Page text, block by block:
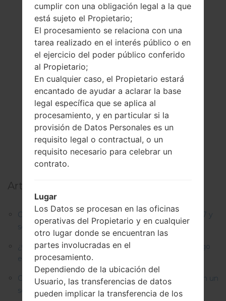
Artículos principales:
Cómo hacer Reinicio Completo en LG G3, G4, G5 , G7 y
series similares?
¿Cómo restablecer datos de fábrica a través del código
en LG G3, G4, G5, G7 y seres similares?
Cómo rootear cualquier dispositivo Android de LG con un
solo clic?
cumplir con una obligación legal a la que
está sujeto el Propietario;
El procesamiento se relaciona con una
tarea realizado en el interés público o en
el ejercicio del poder público conferido
al Propietario;
En cualquier caso, el Propietario estará
encantado de ayudar a aclarar la base
legal específica que se aplica al
procesamiento, y en particular si la
provisión de Datos Personales es un
requisito legal o contractual, o un
requisito necesario para celebrar un
contrato.
Lugar
Los Datos se procesan en las oficinas
operativas del Propietario y en cualquier
otro lugar donde se encuentran las
partes involucradas en el
procesamiento.
Dependiendo de la ubicación del
Usuario, las transferencias de datos
pueden implicar la transferencia de los